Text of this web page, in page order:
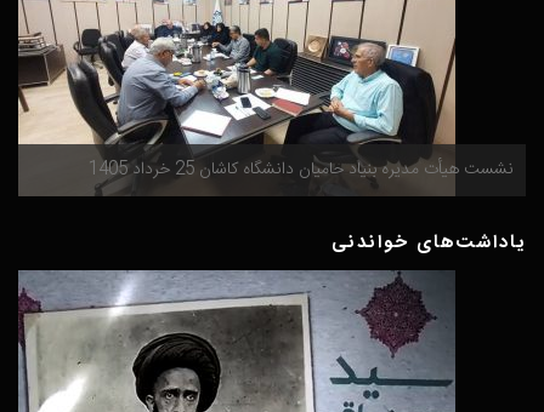
نشست هیأت مدیره بنیاد حامیان دانشگاه کاشان 25 خرداد 1405
یاداشت‌های خواندنی